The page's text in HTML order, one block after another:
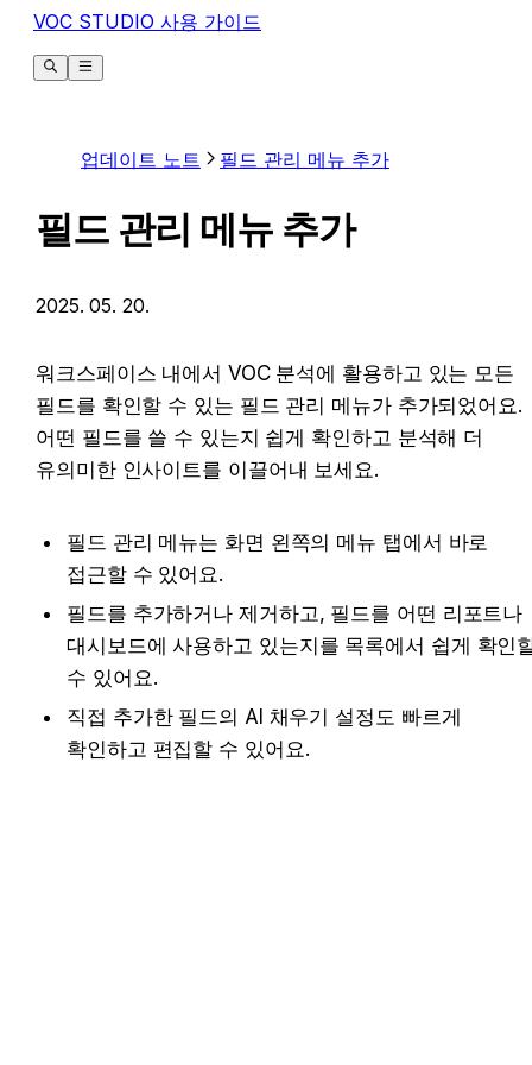
VOC STUDIO 사용 가이드
업데이트 노트 필드 관리 메뉴 추가
필드 관리 메뉴 추가
2025. 05. 20.
워크스페이스 내에서 VOC 분석에 활용하고 있는 모든
필드를 확인할 수 있는 필드 관리 메뉴가 추가되었어요.
어떤 필드를 쓸 수 있는지 쉽게 확인하고 분석해 더
유의미한 인사이트를 이끌어내 보세요.
필드 관리 메뉴는 화면 왼쪽의 메뉴 탭에서 바로
접근할 수 있어요.
필드를 추가하거나 제거하고, 필드를 어떤 리포트나
대시보드에 사용하고 있는지를 목록에서 쉽게 확인
수 있어요.
직접 추가한 필드의 AI 채우기 설정도 빠르게
확인하고 편집할 수 있어요.